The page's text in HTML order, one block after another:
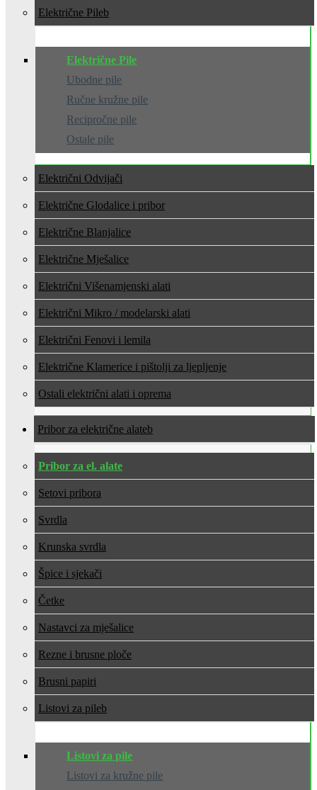
Električne Pile
Električne Pile
Ubodne pile
Ručne kružne pile
Recipročne pile
Ostale pile
Električni Odvijači
Električne Glodalice i pribor
Električne Blanjalice
Električne Mješalice
Električni Višenamjenski alati
Električni Mikro / modelarski alati
Električni Fenovi i lemila
Električne Klamerice i pištolji za ljepljenje
Ostali električni alati i oprema
Pribor za električne alate
Pribor za el. alate
Setovi pribora
Svrdla
Krunska svrdla
Špice i sjekači
Četke
Nastavci za mješalice
Rezne i brusne ploče
Brusni papiri
Listovi za pile
Listovi za pile
Listovi za kružne pile